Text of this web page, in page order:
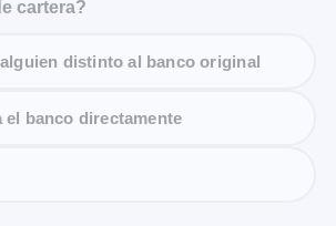
cartera?
distinto al banco original
el banco directamente